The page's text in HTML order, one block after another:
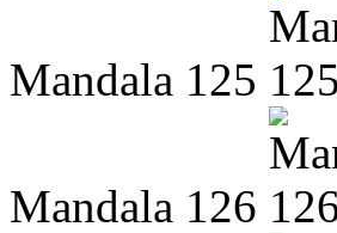
Mandala 125
Mandala 126